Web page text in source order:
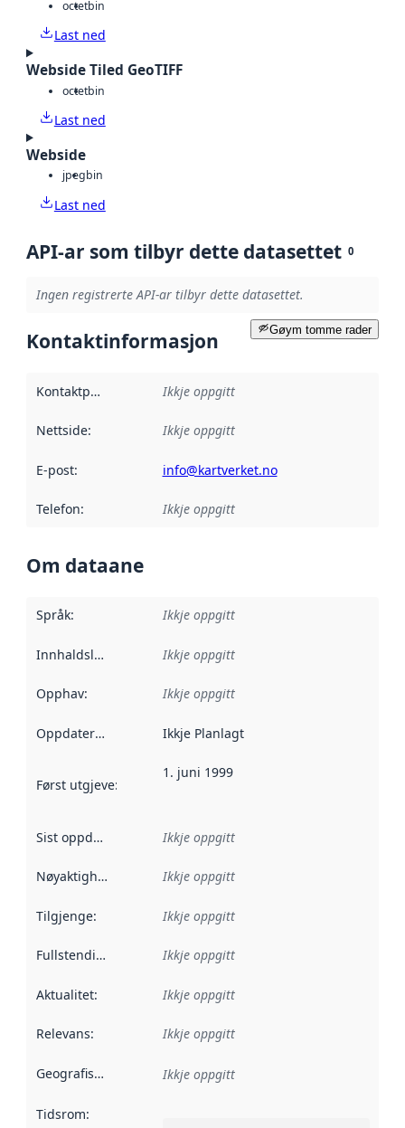
octetbin
Last ned
Webside Tiled GeoTIFF
octetbin
Last ned
Webside
jpegbin
Last ned
API-ar som tilbyr dette datasettet 0
Ingen registrerte API-ar tilbyr dette datasettet.
Gøym tomme rader
Kontaktinformasjon
Kontaktpunkt Ikkje oppgitt
Nettside: Ikkje oppgitt
E-post: info@kartverket.no
Telefon: Ikkje oppgitt
Om dataane
Språk: Ikkje oppgitt
Innhaldsleverandørar :
Ikkje oppgitt
Opphav: Ikkje oppgitt
Oppdateringsfrekvens :
Ikkje Planlagt
Først utgjeve: Denne datoen seier når dataa i dette
1. juni 1999
Sist oppdatert Ikkje oppgitt
Nøyaktigheit Ikkje oppgitt
Tilgjenge: Ikkje oppgitt
Fullstendigheit Ikkje oppgitt
Aktualitet: Ikkje oppgitt
Relevans: Ikkje oppgitt
Geografisk område Ikkje oppgitt
Tidsrom: